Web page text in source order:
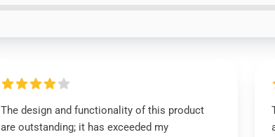
The design and functionality of this product
are outstanding; it has exceeded my